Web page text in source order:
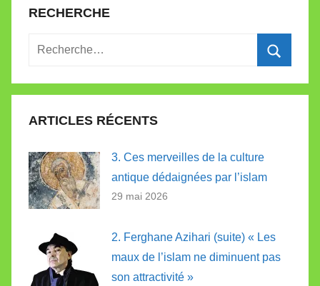
RECHERCHE
Recherche
:
ARTICLES RÉCENTS
3. Ces merveilles de la culture
antique dédaignées par l’islam
29 mai 2026
2. Ferghane Azihari (suite) « Les
maux de l’islam ne diminuent pas
son attractivité »